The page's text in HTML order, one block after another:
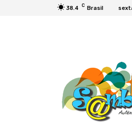
38.4 C Brasil